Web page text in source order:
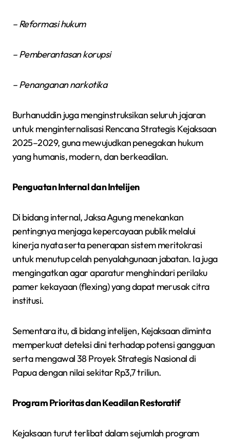
– Reformasi hukum
– Pemberantasan korupsi
– Penanganan narkotika
Burhanuddin juga menginstruksikan seluruh jajaran
untuk menginternalisasi Rencana Strategis Kejaksaan
2025–2029, guna mewujudkan penegakan hukum
yang humanis, modern, dan berkeadilan.
Penguatan Internal dan Intelijen
Di bidang internal, Jaksa Agung menekankan
pentingnya menjaga kepercayaan publik melalui
kinerja nyata serta penerapan sistem meritokrasi
untuk menutup celah penyalahgunaan jabatan. Ia juga
mengingatkan agar aparatur menghindari perilaku
pamer kekayaan (flexing) yang dapat merusak citra
institusi.
Sementara itu, di bidang intelijen, Kejaksaan diminta
memperkuat deteksi dini terhadap potensi gangguan
serta mengawal 38 Proyek Strategis Nasional di
Papua dengan nilai sekitar Rp3,7 triliun.
Program Prioritas dan Keadilan Restoratif
Kejaksaan turut terlibat dalam sejumlah program